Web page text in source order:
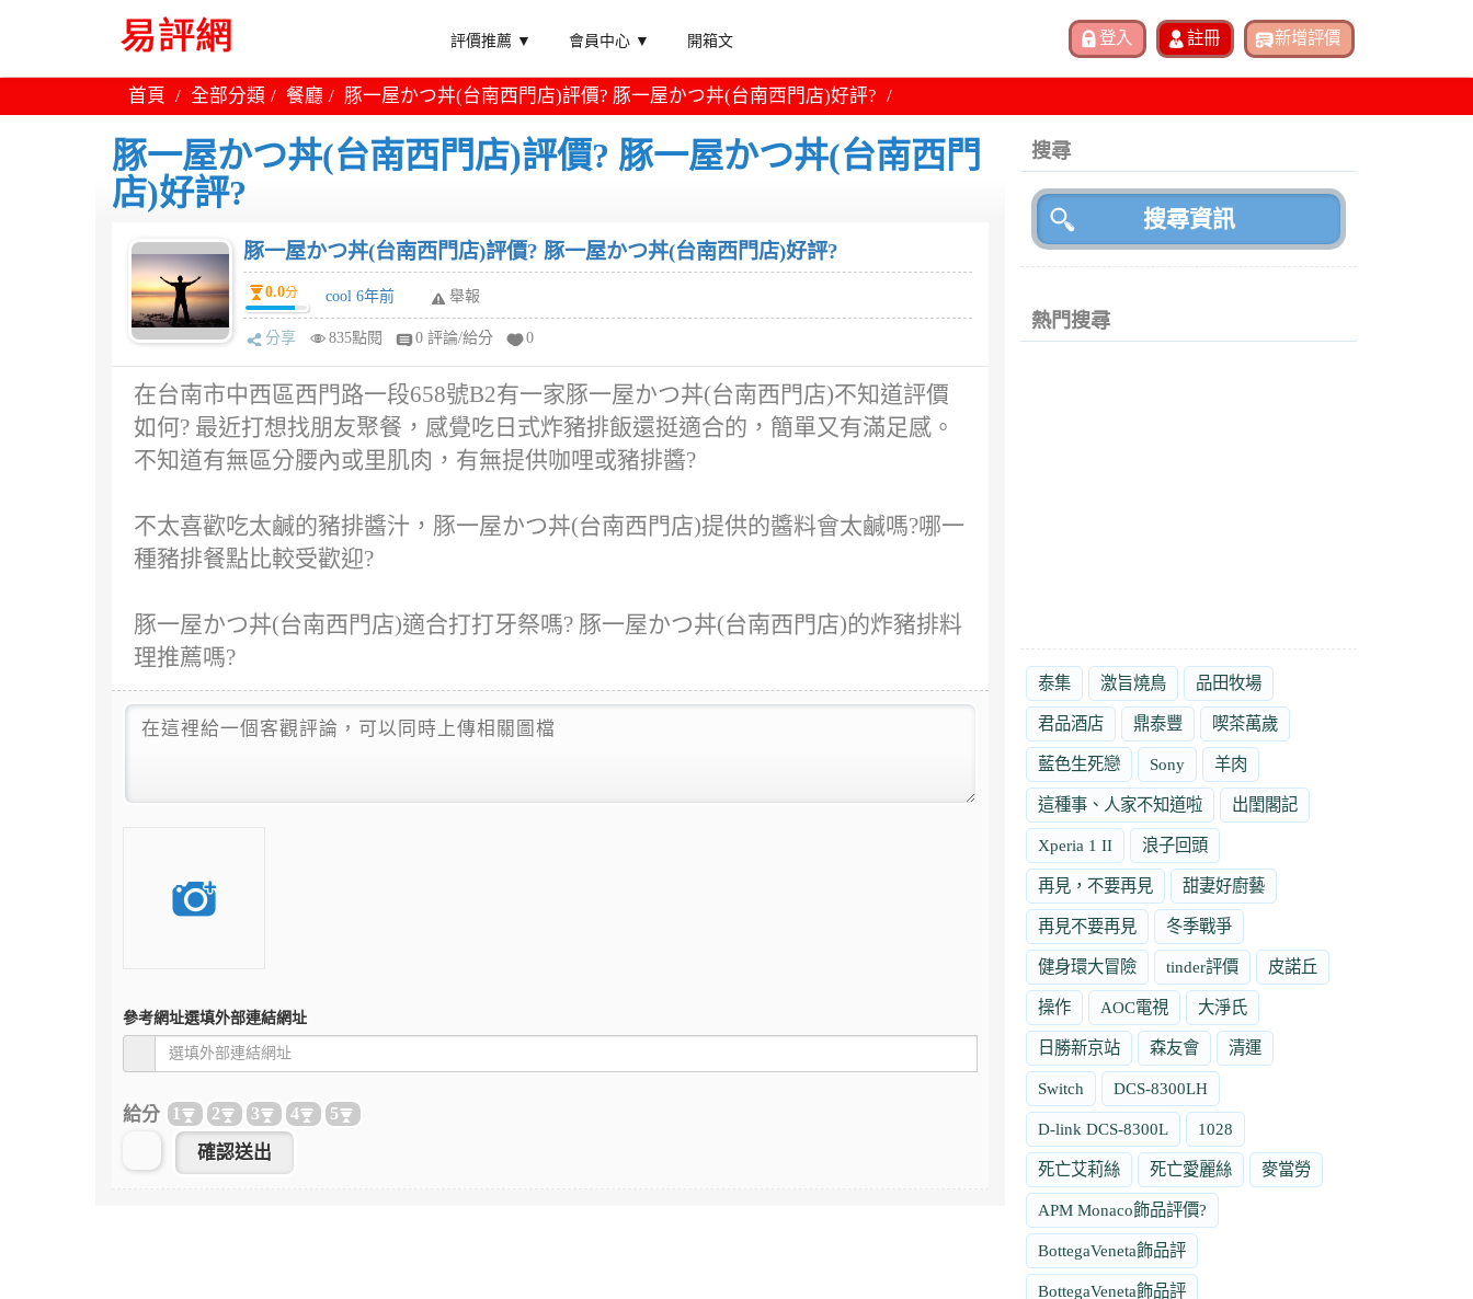
評價推薦 ▼ 會員中心 ▼ 開箱文
首頁 全部分類 餐廳 豚一屋かつ丼(台南西門店)評價? 豚一屋かつ丼(台南西門店)好評?
豚一屋かつ丼(台南西門店)評價? 豚一屋かつ丼(台南西門
店)好評?
豚一屋かつ丼(台南西門店)評價? 豚一屋かつ丼(台南西門店)好評?
0.0分 cool 6年前 舉報
分享 835點閱 0 評論/給分 0
在台南市中西區西門路一段658號B2有一家豚一屋かつ丼(台南西門店)不知道評價
如何? 最近打想找朋友聚餐，感覺吃日式炸豬排飯還挺適合的，簡單又有滿足感。
不知道有無區分腰內或里肌肉，有無提供咖哩或豬排醬?
不太喜歡吃太鹹的豬排醬汁，豚一屋かつ丼(台南西門店)提供的醬料會太鹹嗎?哪一
種豬排餐點比較受歡迎?
豚一屋かつ丼(台南西門店)適合打打牙祭嗎? 豚一屋かつ丼(台南西門店)的炸豬排料
理推薦嗎?
參考網址選填外部連結網址
給分 1 2 3 4 5
搜尋
熱門搜尋
泰集 激旨燒鳥 品田牧場
君品酒店 鼎泰豐 喫茶萬歲
藍色生死戀 Sony 羊肉
這種事、人家不知道啦 出閨閣記
Xperia 1 II 浪子回頭
再見，不要再見 甜妻好廚藝
再見不要再見 冬季戰爭
健身環大冒險 tinder評價 皮諾丘
操作 AOC電視 大淨氏
日勝新京站 森友會 清運
Switch DCS-8300LH
D-link DCS-8300L 1028
死亡艾莉絲 死亡愛麗絲 麥當勞
APM Monaco飾品評價?
BottegaVeneta飾品評
BottegaVeneta飾品評